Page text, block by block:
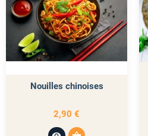
Nouilles chinoises
2,90 €